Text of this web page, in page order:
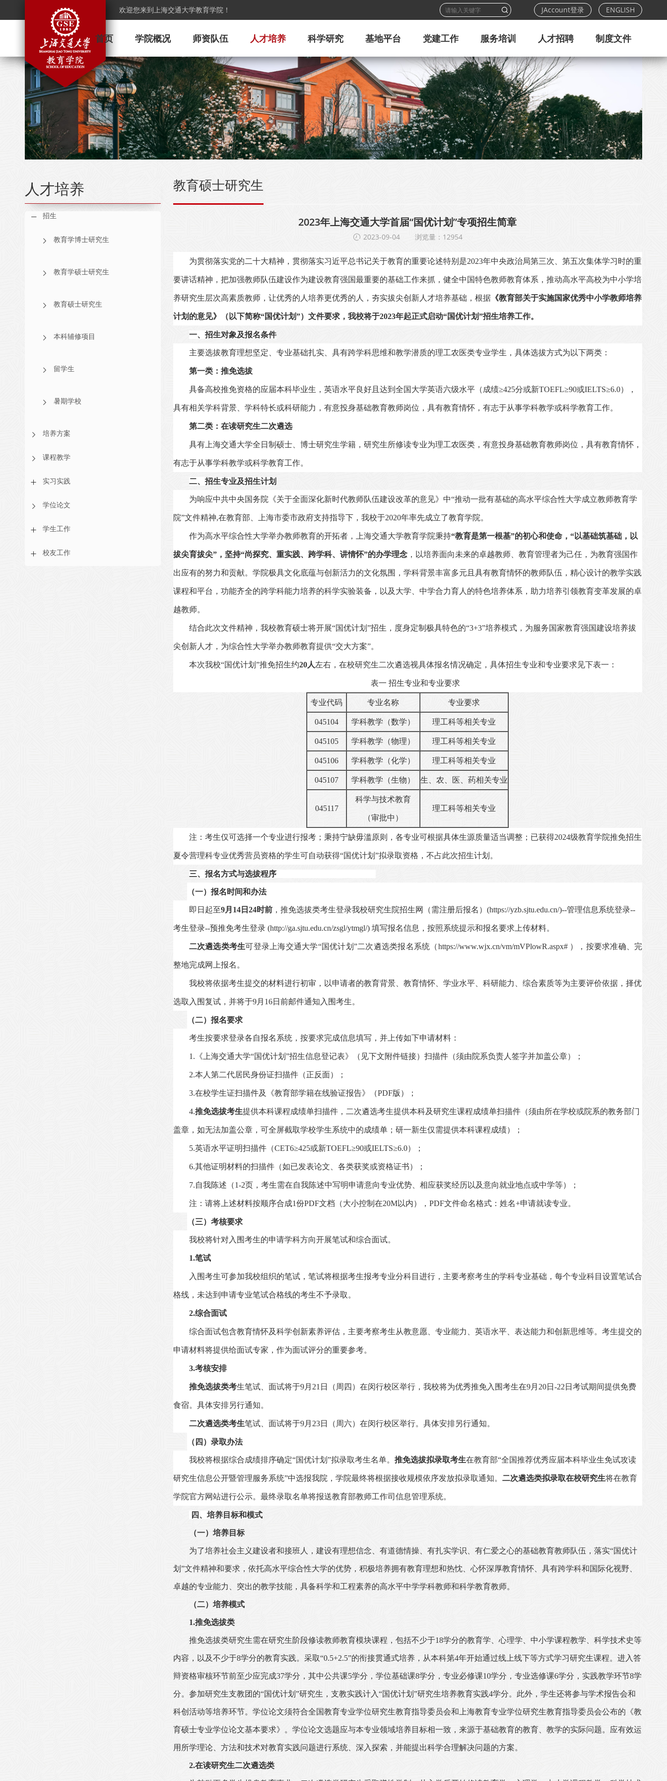
欢迎您来到上海交通大学教育学院！ JAccount登录 ENGLISH
首页 学院概况 师资队伍 人才培养 科学研究 基地平台 党建工作 服务培训 人才招聘 制度文件
人才培养
招生
教育学博士研究生
教育学硕士研究生
教育硕士研究生
本科辅修项目
留学生
暑期学校
培养方案
课程教学
实习实践
学位论文
学生工作
校友工作
教育硕士研究生
2023年上海交通大学首届“国优计划”专项招生简章
2023-09-04 浏览量：12954
为贯彻落实党的二十大精神，贯彻落实习近平总书记关于教育的重要论述特别是2023年中央政治局第三次、第五次集体学习时的重
要讲话精神，把加强教师队伍建设作为建设教育强国最重要的基础工作来抓，健全中国特色教师教育体系，推动高水平高校为中小学培
养研究生层次高素质教师，让优秀的人培养更优秀的人，夯实拔尖创新人才培养基础，根据《教育部关于实施国家优秀中小学教师培养
计划的意见》（以下简称“国优计划”）文件要求，我校将于2023年起正式启动“国优计划”招生培养工作。
一、招生对象及报名条件
主要选拔教育理想坚定、专业基础扎实、具有跨学科思维和教学潜质的理工农医类专业学生，具体选拔方式为以下两类：
第一类：推免选拔
具备高校推免资格的应届本科毕业生，英语水平良好且达到全国大学英语六级水平（成绩≥425分或新TOEFL≥90或IELTS≥6.0），
具有相关学科背景、学科特长或科研能力，有意投身基础教育教师岗位，具有教育情怀，有志于从事学科教学或科学教育工作。
第二类：在读研究生二次遴选
具有上海交通大学全日制硕士、博士研究生学籍，研究生所修读专业为理工农医类，有意投身基础教育教师岗位，具有教育情怀，
有志于从事学科教学或科学教育工作。
二、招生专业及招生计划
为响应中共中央国务院《关于全面深化新时代教师队伍建设改革的意见》中“推动一批有基础的高水平综合性大学成立教师教育学
院”文件精神,在教育部、上海市委市政府支持指导下，我校于2020年率先成立了教育学院。
作为高水平综合性大学举办教师教育的开拓者，上海交通大学教育学院秉持“教育是第一根基”的初心和使命， “以基础筑基础，以
拔尖育拔尖”，坚持“尚探究、重实践、跨学科、讲情怀”的办学理念，以培养面向未来的卓越教师、教育管理者为己任，为教育强国作
出应有的努力和贡献。学院极具文化底蕴与创新活力的文化氛围，学科背景丰富多元且具有教育情怀的教师队伍，精心设计的教学实践
课程和平台，功能齐全的跨学科能力培养的科学实验装备，以及大学、中学合力育人的特色培养体系，助力培养引领教育变革发展的卓
越教师。
结合此次文件精神，我校教育硕士将开展“国优计划”招生，度身定制极具特色的“3+3”培养模式，为服务国家教育强国建设培养拔
尖创新人才，为综合性大学举办教师教育提供“交大方案”。
本次我校“国优计划”推免招生约20人左右，在校研究生二次遴选视具体报名情况确定，具体招生专业和专业要求见下表一：
表一 招生专业和专业要求
专业代码 专业名称 专业要求
045104 学科教学（数学） 理工科等相关专业
045105 学科教学（物理） 理工科等相关专业
045106 学科教学（化学） 理工科等相关专业
045107 学科教学（生物） 生、农、医、药相关专业
045117
科学与技术教育
（审批中）
理工科等相关专业
注：考生仅可选择一个专业进行报考；秉持宁缺毋滥原则，各专业可根据具体生源质量适当调整；已获得2024级教育学院推免招生
夏令营理科专业优秀营员资格的学生可自动获得“国优计划”拟录取资格，不占此次招生计划。
三、报名方式与选拔程序
（一） 报名时间和办法
即日起至9月 14日24时前，推免选拔类考生登录我校研究生院招生网（需注册后报名） (https://yzb.sjtu.edu.cn/)--管理信息系统登录--
考生登录--预推免考生登录(http://ga.sjtu.edu.cn/zsgl/ytmgl/) 填写报名信息，按照系统提示和报名要求上传材料。
二次遴选类考生可登录上海交通大学“国优计划”二次遴选类报名系统（https://www.wjx.cn/vm/mVPlowR.aspx# ），按要求准确、完
整地完成网上报名。
我校将依据考生提交的材料进行初审，以申请者的教育背景、教育情怀、学业水平、科研能力、综合素质等为主要评价依据，择优
选取入围复试，并将于9月 16日前邮件通知入围考生。
（二） 报名要求
考生按要求登录各自报名系统，按要求完成信息填写，并上传如下申请材料：
1. 《上海交通大学“国优计划”招生信息登记表》（见下文附件链接）扫描件（须由院系负责人签字并加盖公章）；
2.本人第二代居民身份证扫描件（正反面）；
3.在校学生证扫描件及《教育部学籍在线验证报告》（PDF版）；
4.推免选拔考生提供本科课程成绩单扫描件，二次遴选考生提供本科及研究生课程成绩单扫描件（须由所在学校或院系的教务部门
盖章，如无法加盖公章，可全屏截取学校学生系统中的成绩单；研一新生仅需提供本科课程成绩）；
5.英语水平证明扫描件（CET6≥425或新TOEFL≥90或IELTS≥6.0）；
6.其他证明材料的扫描件（如已发表论文、各类获奖或资格证书）；
7.自我陈述（1-2页，考生需在自我陈述中写明申请意向专业优势、相应获奖经历以及意向就业地点或中学等）；
注：请将上述材料按顺序合成1份PDF文档（大小控制在20M以内）， PDF文件命名格式：姓名+申请就读专业。
（三） 考核要求
我校将针对入围考生的申请学科方向开展笔试和综合面试。
1.笔试
入围考生可参加我校组织的笔试，笔试将根据考生报考专业分科目进行，主要考察考生的学科专业基础，每个专业科目设置笔试合
格线，未达到申请专业笔试合格线的考生不予录取。
2.综合面试
综合面试包含教育情怀及科学创新素养评估，主要考察考生从教意愿、专业能力、英语水平、表达能力和创新思维等。考生提交的
申请材料将提供给面试专家，作为面试评分的重要参考。
3.考核安排
推免选拔类考生笔试、面试将于9月 21 日（周四）在闵行校区举行，我校将为优秀推免入围考生在9月 20日 -22 日考试期间提供免费
食宿。具体安排另行通知。
二次遴选类考生笔试、面试将于9月 23日（周六）在闵行校区举行。具体安排另行通知。
（四） 录取办法
我校将根据综合成绩排序确定“国优计划”拟录取考生名单。 推免选拔拟录取考生在教育部“全国推荐优秀应届本科毕业生免试攻读
研究生信息公开暨管理服务系统”中选报我院，学院最终将根据接收规模依序发放拟录取通知。 二次遴选类拟录取在校研究生将在教育
学院官方网站进行公示。最终录取名单将报送教育部教师工作司信息管理系统。
四、培养目标和模式
（一）培养目标
为了培养社会主义建设者和接班人，建设有理想信念、有道德情操、有扎实学识、有仁爱之心的基础教育教师队伍，落实“国优计
划”文件精神和要求，依托高水平综合性大学的优势，积极培养拥有教育理想和热忱、心怀深厚教育情怀、具有跨学科和国际化视野、
卓越的专业能力、突出的教学技能，具备科学和工程素养的高水平中学学科教师和科学教育教师。
（二）培养模式
1.推免选拔类
推免选拔类研究生需在研究生阶段修读教师教育模块课程，包括不少于18学分的教育学、心理学、中小学课程教学、科学技术史等
内容，以及不少于8学分的教育实践。采取“0.5+2.5”的衔接贯通式培养，从本科第4年开始通过线上线下等方式学习研究生课程。进入答
辩资格审核环节前至少应完成37学分，其中公共课5学分，学位基础课8学分，专业必修课10学分，专业选修课6学分，实践教学环节8学
分。 参加研究生支教团的“国优计划”研究生，支教实践计入“国优计划”研究生培养教育实践4学分。此外，学生还将参与学术报告会和
科创活动等培养环节。学位论文须符合全国教育专业学位研究生教育指导委员会和上海教育专业学位研究生教育指导委员会公布的《教
育硕士专业学位论文基本要求》。学位论文选题应与本专业领域培养目标相一致，来源于基础教育的教育、教学的实际问题。应有效运
用所学理论、方法和技术对教育实践问题进行系统、深入探索，并能提出科学合理解决问题的方案。
2.在读研究生二次遴选类